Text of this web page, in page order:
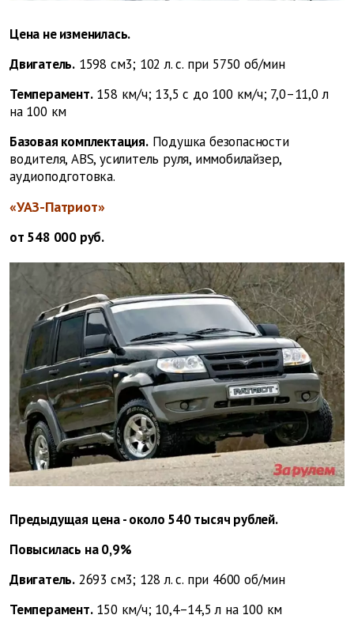
Цена не изменилась.
Двигатель. 1598 см3; 102 л. с. при 5750 об/мин
Темперамент.158 км/ч; 13,5 с до 100 км/ч; 7,0–11,0 л
на 100 км
Базовая комплектация.Подушка безопасности
водителя, ABS, усилитель руля, иммобилайзер,
аудиоподготовка.
«УАЗ-Патриот»
от 548 000 руб.
Предыдущая цена - около 540 тысяч рублей.
Повысилась на 0,9%
Двигатель. 2693 см3; 128 л. с. при 4600 об/мин
Темперамент.150 км/ч; 10,4–14,5 л на 100 км